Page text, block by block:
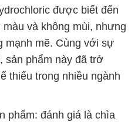
được biết đến
và không mùi, nhưng
mạnh mẽ. Cùng với sự
sản phẩm này đã trở
thiếu trong nhiều ngành
phẩm: đánh giá là chìa